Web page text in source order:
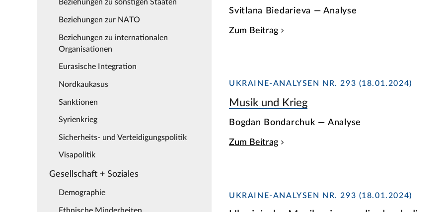
Beziehungen zu sonstigen Staaten
Beziehungen zur NATO
Beziehungen zu internationalen
Organisationen
Eurasische Integration
Nordkaukasus
Sanktionen
Syrienkrieg
Sicherheits- und Verteidigungspolitik
Visapolitik
Gesellschaft + Soziales
Demographie
Ethnische Minderheiten
Svitlana Biedarieva — Analyse
Zum Beitrag
UKRAINE-ANALYSEN NR. 293 (18.01.2024)
Musik und Krieg
Bogdan Bondarchuk — Analyse
Zum Beitrag
UKRAINE-ANALYSEN NR. 293 (18.01.2024)